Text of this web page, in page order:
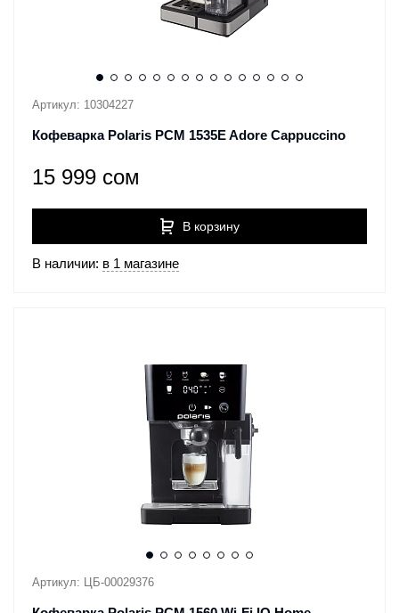
Артикул: 10304227
Кофеварка Polaris PCM 1535E Adore Cappuccino
15 999 сом
В корзину
В наличии: в 1 магазине
Артикул: ЦБ-00029376